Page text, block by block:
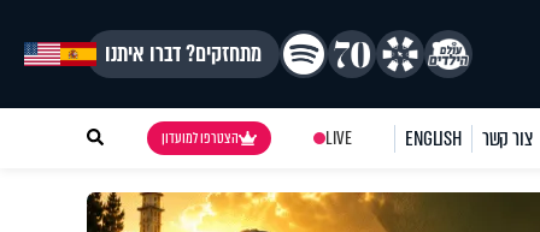
מתחזקים? דברו איתנו
צור קשר ENGLISH
LIVE הצטרפו למועדון